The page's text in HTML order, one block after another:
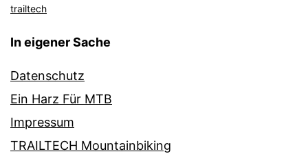
trailtech
In eigener Sache
Datenschutz
Ein Harz Für MTB
Impressum
TRAILTECH Mountainbiking